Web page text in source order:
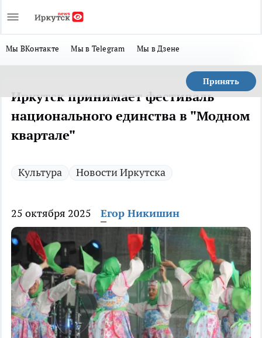
Мы ВКонтакте Мы в Telegram Мы в Дзене
Принять
Иркутск принимает фестиваль
национального единства в "Модном
квартале"
Культура Новости Иркутска
25 октября 2025 Егор Никишин